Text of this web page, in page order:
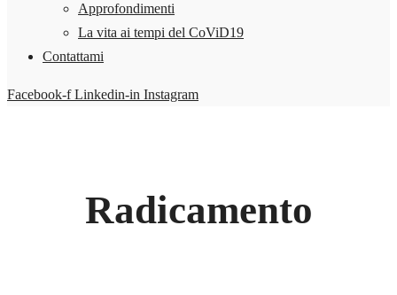
Approfondimenti
La vita ai tempi del CoViD19
Contattami
Facebook-f Linkedin-in Instagram
Radicamento